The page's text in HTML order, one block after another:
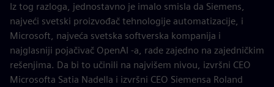
Iz tog razloga, jednostavno je imalo smisla da Siemens,
najveći svetski proizvođač tehnologije automatizacije, i
Microsoft, najveća svetska softverska kompanija i
najglasniji pojačivač OpenAI -a, rade zajedno na zajedničkim
rešenjima. Da bi to učinili na najvišem nivou, izvršni CEO
Microsofta Satia Nadella i izvršni CEO Siemensa Roland